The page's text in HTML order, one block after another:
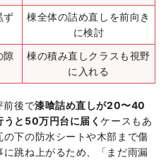
ず
棟全体の詰め直しを前向き
に検討
隙
棟の積み直しクラスも視野
に入れる
前後で漆喰詰め直しが20〜40
うと50万円台に届くケースもあ
下の防水シートや木部まで傷
跳ね上がるため、「まだ雨漏